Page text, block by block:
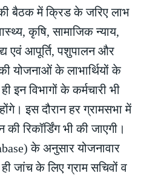
बैठक में क्रिड के जरिए लाभ
कृषि, सामाजिक न्याय,
एवं आपूर्ति, पशुपालन और
योजनाओं के लाभार्थियों के
इन विभागों के कर्मचारी भी
इस दौरान हर ग्रामसभा में
रिकॉर्डिंग भी की जाएगी।
के अनुसार योजनावार
जांच के लिए ग्राम सचिवों व